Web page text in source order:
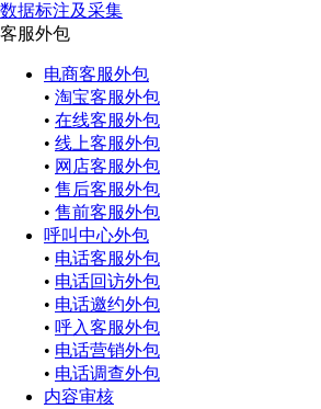
数据标注及采集
客服外包
电商客服外包
• 淘宝客服外包
• 在线客服外包
• 线上客服外包
• 网店客服外包
• 售后客服外包
• 售前客服外包
呼叫中心外包
• 电话客服外包
• 电话回访外包
• 电话邀约外包
• 呼入客服外包
• 电话营销外包
• 电话调查外包
内容审核